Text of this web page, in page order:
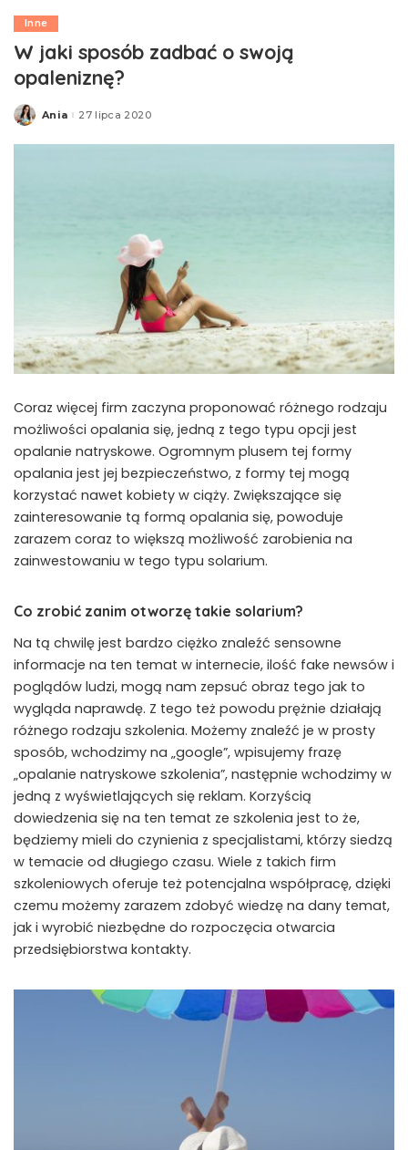
Inne
W jaki sposób zadbać o swoją
opaleniznę?
Posted
Ania 27 lipca 2020
Coraz więcej firm zaczyna proponować różnego rodzaju
możliwości opalania się, jedną z tego typu opcji jest
opalanie natryskowe. Ogromnym plusem tej formy
opalania jest jej bezpieczeństwo, z formy tej mogą
korzystać nawet kobiety w ciąży. Zwiększające się
zainteresowanie tą formą opalania się, powoduje
zarazem coraz to większą możliwość zarobienia na
zainwestowaniu w tego typu solarium.
Co zrobić zanim otworzę takie solarium?
Na tą chwilę jest bardzo ciężko znaleźć sensowne
informacje na ten temat w internecie, ilość fake newsów i
poglądów ludzi, mogą nam zepsuć obraz tego jak to
wygląda naprawdę. Z tego też powodu prężnie działają
różnego rodzaju szkolenia. Możemy znaleźć je w prosty
sposób, wchodzimy na „google”, wpisujemy frazę
„opalanie natryskowe szkolenia”, następnie wchodzimy w
jedną z wyświetlających się reklam. Korzyścią
dowiedzenia się na ten temat ze szkolenia jest to że,
będziemy mieli do czynienia z specjalistami, którzy siedzą
w temacie od długiego czasu. Wiele z takich firm
szkoleniowych oferuje też potencjalna współpracę, dzięki
czemu możemy zarazem zdobyć wiedzę na dany temat,
jak i wyrobić niezbędne do rozpoczęcia otwarcia
przedsiębiorstwa kontakty.